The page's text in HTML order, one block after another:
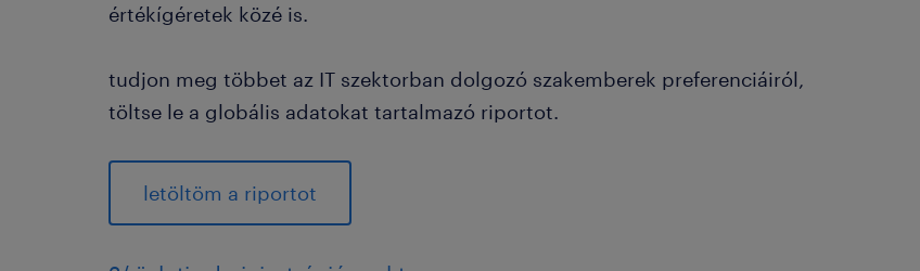
értékígéretek közé is.
tudjon meg többet az IT szektorban dolgozó szakemberek preferenciáiról,
töltse le a globális adatokat tartalmazó riportot.
letöltöm a riportot